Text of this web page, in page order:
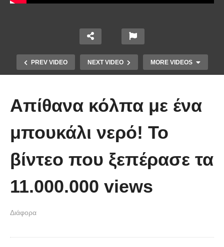
PREV VIDEO NEXT VIDEO MORE VIDEOS
άτυχη μέρα στη δουλειά
Απίθανα κόλπα με ένα
μπουκάλι νερό! Το
βίντεο που ξεπέρασε τα
11.000.000 views
Διάφορα